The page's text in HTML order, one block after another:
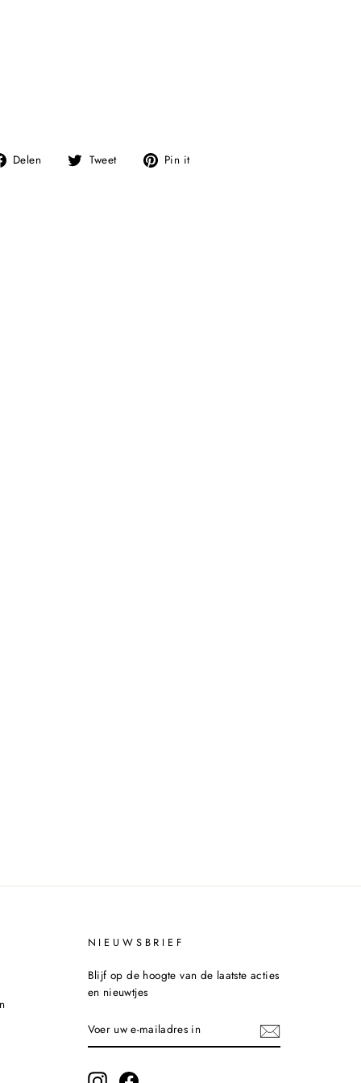
Delen
Deel
Tweet
Tweet Pin it
NIEUWSBRIEF
Blijf op de hoogte van de laatste acties
en nieuwtjes
UW
E-
IN InstagramFacebook